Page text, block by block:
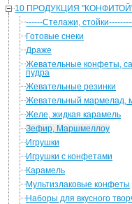
10 ПРОДУКЦИЯ
------Стелажи,
Готовые снеки
Драже
Жевательные конфеты,
пудра
Жевательные резинки
Жевательный мармелад,
Желе, жидкая карамель
Зефир, Маршмеллоу
Игрушки
Игрушки с конфетами
Карамель
Мультизлаковые конфеты
Наборы для вкусного